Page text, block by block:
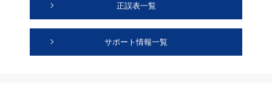
正誤表一覧
サポート情報一覧